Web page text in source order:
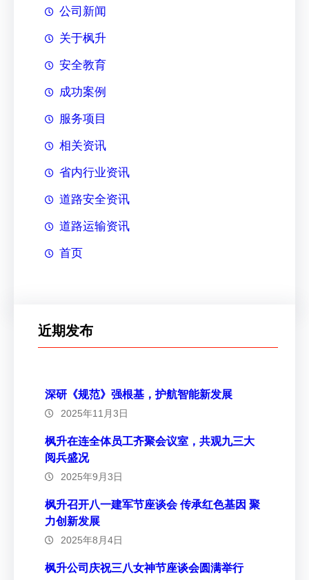
公司新闻
关于枫升
安全教育
成功案例
服务项目
相关资讯
省内行业资讯
道路安全资讯
道路运输资讯
首页
近期发布
深研《规范》强根基，护航智能新发展
2025年11月3日
枫升在连全体员工齐聚会议室，共观九三大
阅兵盛况
2025年9月3日
枫升召开八一建军节座谈会 传承红色基因 聚
力创新发展
2025年8月4日
枫升公司庆祝三八女神节座谈会圆满举行